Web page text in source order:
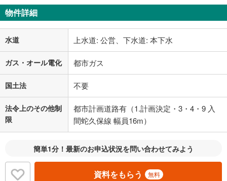
物件詳細
水道 上水道: 公営、下水道: 本下水
ガス・オール電化 都市ガス
国土法 不要
法令上のその他制
限
都市計画道路有（1.計画決定・3・4・9 入
間蛇久保線 幅員16m）
簡単1分！最新のお申込状況を問い合わせてみよう
資料をもらう 無料